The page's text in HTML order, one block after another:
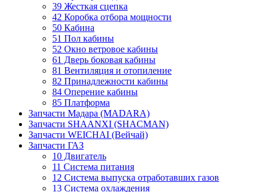
39 Жесткая сцепка
42 Коробка отбора мощности
50 Кабина
51 Пол кабины
52 Окно ветровое кабины
61 Дверь боковая кабины
81 Вентиляция и отопиление
82 Принадлежности кабины
84 Оперение кабины
85 Платформа
Запчасти Мадара (MADARA)
Запчасти SHAANXI (SHACMAN)
Запчасти WEICHAI (Вейчай)
Запчасти ГАЗ
10 Двигатель
11 Система питания
12 Система выпуска отработавших газов
13 Система охлаждения